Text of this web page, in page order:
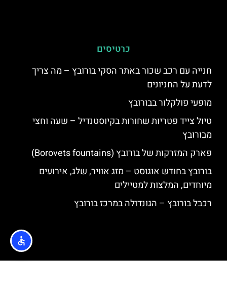
כרטיסים
חנייה עם רכב שכור באתר הסקי בורובץ – מה צריך
לדעת על החניונים
מופעי פולקלור בבורובץ
טיול צייד פטריות שחורות בקיוסטנדיל – שעה וחצי
מבורובץ
פארק המזרקות של בורובץ (Borovets fountains)
בורובץ בחודש אוגוסט – מזג אוויר, שלג, אירועים
מיוחדים, המלצות למטיילים
רכבל בורובץ – הגונדולה במרכז בורובץ